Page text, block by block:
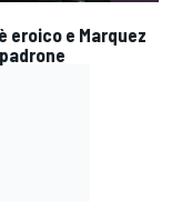
eroico e Marquez